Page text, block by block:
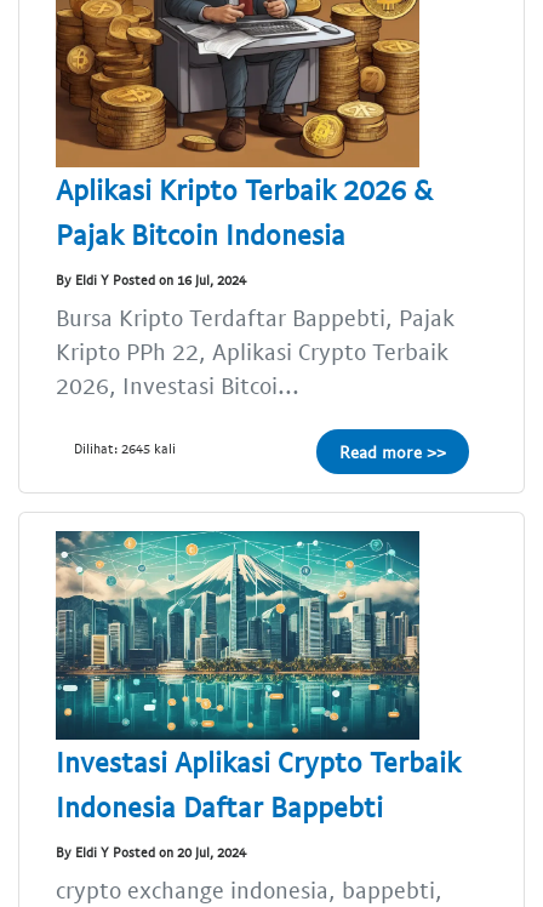
Aplikasi Kripto Terbaik 2026 &
Pajak Bitcoin Indonesia
By Eldi Y Posted on 16 Jul, 2024
Bursa Kripto Terdaftar Bappebti, Pajak
Kripto PPh 22, Aplikasi Crypto Terbaik
2026, Investasi Bitcoi...
Dilihat: 2645 kali Read more >>
Investasi Aplikasi Crypto Terbaik
Indonesia Daftar Bappebti
By Eldi Y Posted on 20 Jul, 2024
crypto exchange indonesia, bappebti,